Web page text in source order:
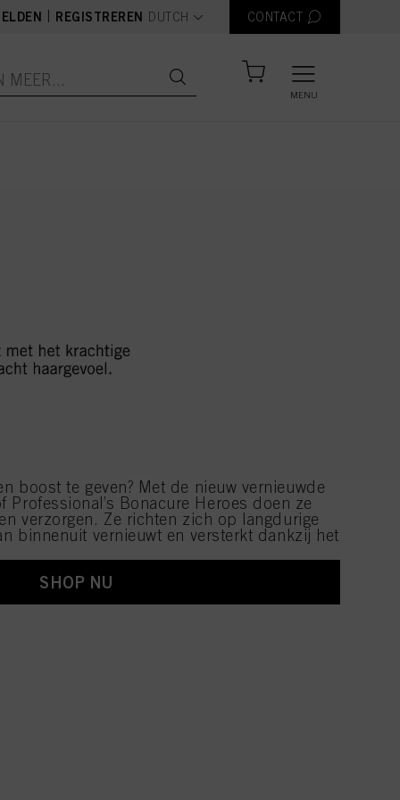
REGISTREREN text.language
DUTCH CONTACT
MENU
boost te geven? Met de nieuw vernieuwde
Professional’s Bonacure Heroes doen ze
verzorgen. Ze richten zich op langdurige
binnenuit vernieuwt en versterkt dankzij het
SHOP NU